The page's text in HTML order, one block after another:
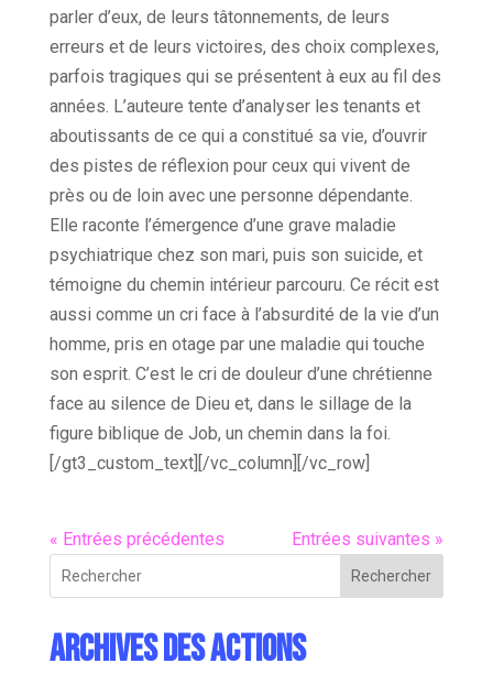
parler d’eux, de leurs tâtonnements, de leurs
erreurs et de leurs victoires, des choix complexes,
parfois tragiques qui se présentent à eux au fil des
années. L’auteure tente d’analyser les tenants et
aboutissants de ce qui a constitué sa vie, d’ouvrir
des pistes de réflexion pour ceux qui vivent de
près ou de loin avec une personne dépendante.
Elle raconte l’émergence d’une grave maladie
psychiatrique chez son mari, puis son suicide, et
témoigne du chemin intérieur parcouru. Ce récit est
aussi comme un cri face à l’absurdité de la vie d’un
homme, pris en otage par une maladie qui touche
son esprit. C’est le cri de douleur d’une chrétienne
face au silence de Dieu et, dans le sillage de la
figure biblique de Job, un chemin dans la foi.
[/gt3_custom_text][/vc_column][/vc_row]
« Entrées précédentes Entrées suivantes »
Rechercher
Archives des actions